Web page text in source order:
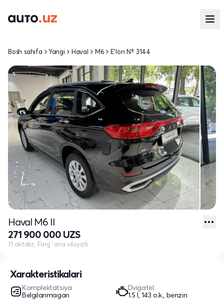
Xarakteristikalari
Komplektatsiya
Belgilanmagan
Dvigatel
1.5 l, 143 o.k., benzin
Bosh sahifa Yangi Haval M6 E'lon № 3144
Haval M6 II
271 900 000 UZS
11 oktabr, Farg`ona viloyati